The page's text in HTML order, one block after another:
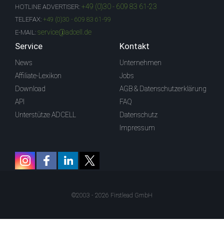
HOTLINE ADVERTISER: +49 (0)30 - 609 83 61-23
TELEFAX: +49 (0)30 - 609 83 61-99
E-MAIL: service@adcell.de
Service
News
Affiliate-Lexikon
Download
API
Unterstütze ADCELL
Kontakt
Unternehmen
Jobs
AGB & Datenschutzerklärung
FAQ
Datenschutz
Impressum
©2003 - 2026 Firstlead GmbH